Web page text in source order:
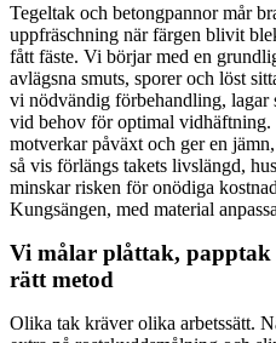
Tegeltak och betongpannor mår
uppfräschning när färgen blivit
fått fäste. Vi börjar med en
avlägsna smuts, sporer och löst
vi nödvändig förbehandling, lagar
vid behov för optimal vidhäftning.
motverkar påväxt och ger en
så vis förlängs takets livslängd,
minskar risken för onödiga
Kungsängen, med material
Vi målar plåttak, papptak
rätt metod
Olika tak kräver olika arbetssätt.